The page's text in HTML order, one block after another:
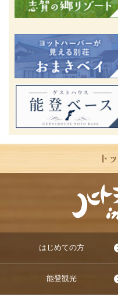
はじめての方
能登観光